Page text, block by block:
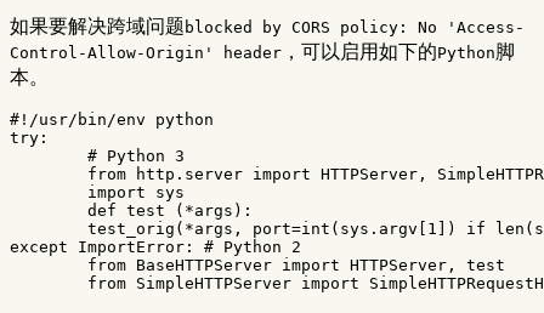
如果要解决跨域问题 blocked by CORS policy: No 'Access-
Control-Allow-Origin' header ，可以启用如下的Python脚
本。
try :
from
http.server import HTTPServer ,
import
sys
def test ( *args ):
test_orig ( *args , port=int ( sys . argv 1 ]) if len (
except
ImportError :
from BaseHTTPServer import HTTPServer ,
test
from SimpleHTTPServer import